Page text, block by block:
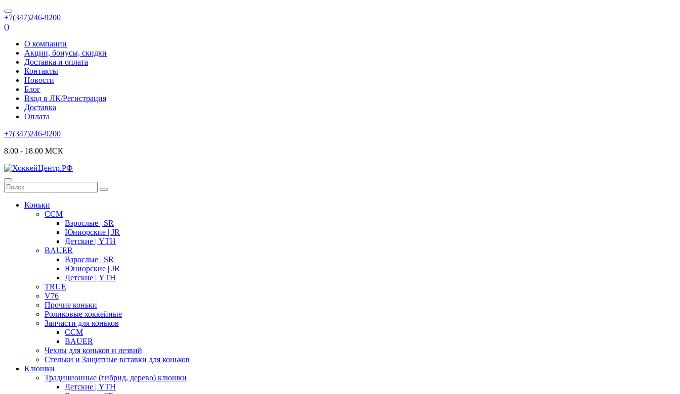
+7(347)246-9200
()
О компании
Акции, бонусы, скидки
Доставка и оплата
Контакты
Новости
Блог
Вход в ЛК/Регистрация
Доставка
Оплата
+7(347)246-9200
8.00 - 18.00 МСК
Коньки
CCM
Взрослые | SR
Юниорские | JR
Детские | YTH
BAUER
Взрослые | SR
Юниорские | JR
Детские | YTH
TRUE
V76
Прочие коньки
Роликовые хоккейные
Запчасти для коньков
CCM
BAUER
Чехлы для коньков и лезвий
Стельки и Защитные вставки для коньков
Клюшки
Традиционные (гибрид, дерево) клюшки
Детские | YTH